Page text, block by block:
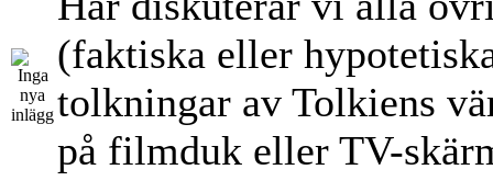
(faktiska eller
tolkningar av Tolkiens
på filmduk eller TV-